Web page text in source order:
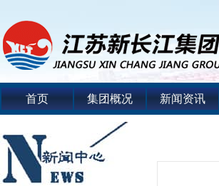
首页 集团概况 新闻资讯